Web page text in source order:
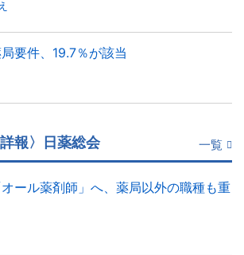
要件、19.7％が該当
報〉日薬総会 一覧
ール薬剤師」へ、薬局以外の職種も重